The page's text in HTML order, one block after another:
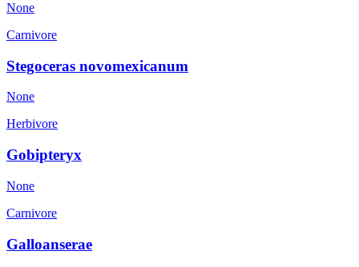
None
Carnivore
Stegoceras novomexicanum
None
Herbivore
Gobipteryx
None
Carnivore
Galloanserae